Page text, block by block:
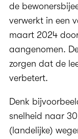
de
verwerkt in een
maart 2024
aangenomen.
zorgen dat de
verbetert.
Denk
snelheid naar
(landelijke)